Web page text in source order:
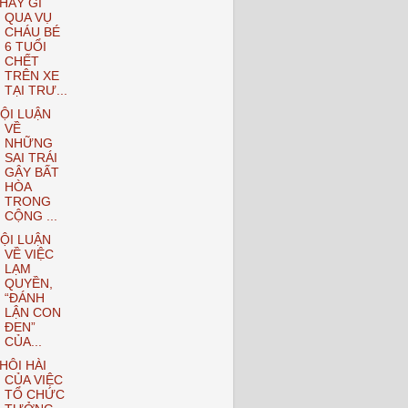
GÌ
QUA VỤ
CHÁU BÉ
6 TUỔI
CHẾT
TRÊN XE
TẠI TRƯ...
LUẬN
VỀ
NHỮNG
SAI TRÁI
GÂY BẤT
HÒA
TRONG
CỘNG ...
LUẬN
VỀ VIỆC
LẠM
QUYỀN,
“ĐÁNH
LẬN CON
ĐEN”
CỦA...
HÀI
CỦA VIỆC
TỔ CHỨC